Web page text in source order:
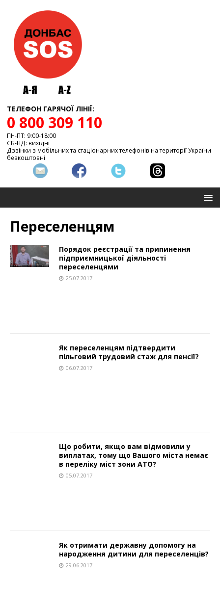
ТЕЛЕФОН ГАРЯЧОЇ ЛІНІЇ:
0 800 309 110
ПН-ПТ: 9:00-18:00
СБ-НД: вихідні
Дзвінки з мобільних та стаціонарних телефонів на території України
безкоштовні
Переселенцям
Порядок реєстрації та припинення
підприємницької діяльності
переселенцями
25.07.2017
Як переселенцям підтвердити
пільговий трудовий стаж для пенсії?
06.07.2017
Що робити, якщо вам відмовили у
виплатах, тому що Вашого міста немає
в переліку міст зони АТО?
05.07.2017
Як отримати державну допомогу на
народження дитини для переселенців?
29.06.2017